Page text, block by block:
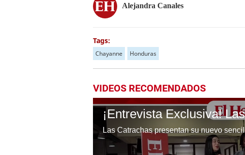
Alejandra Canales
Tags:
Chayanne Honduras
VIDEOS RECOMENDADOS